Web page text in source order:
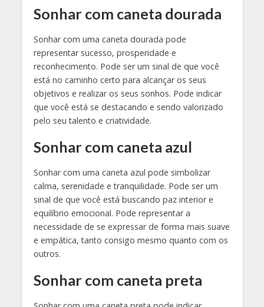
Sonhar com caneta dourada
Sonhar com uma caneta dourada pode
representar sucesso, prosperidade e
reconhecimento. Pode ser um sinal de que você
está no caminho certo para alcançar os seus
objetivos e realizar os seus sonhos. Pode indicar
que você está se destacando e sendo valorizado
pelo seu talento e criatividade.
Sonhar com caneta azul
Sonhar com uma caneta azul pode simbolizar
calma, serenidade e tranquilidade. Pode ser um
sinal de que você está buscando paz interior e
equilíbrio emocional. Pode representar a
necessidade de se expressar de forma mais suave
e empática, tanto consigo mesmo quanto com os
outros.
Sonhar com caneta preta